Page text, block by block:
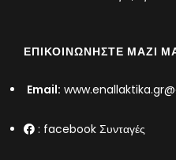
ΕΠΙΚΟΙΝΩΝΉΣΤΕ ΜΑΖΊ
Email:
: facebook Συνταγές